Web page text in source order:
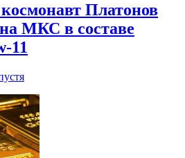
Платонов
МКС в составе
11